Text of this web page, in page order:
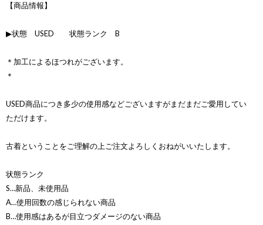
【商品情報】
▶状態 USED 状態ランク B
＊加工によるほつれがございます。
＊
USED商品につき多少の使用感などございますがまだまだご愛用してい
ただけます。
古着ということをご理解の上ご注文よろしくおねがいいたします。
状態ランク
S…新品、未使用品
A…使用回数の感じられない商品
B…使用感はあるが目立つダメージのない商品